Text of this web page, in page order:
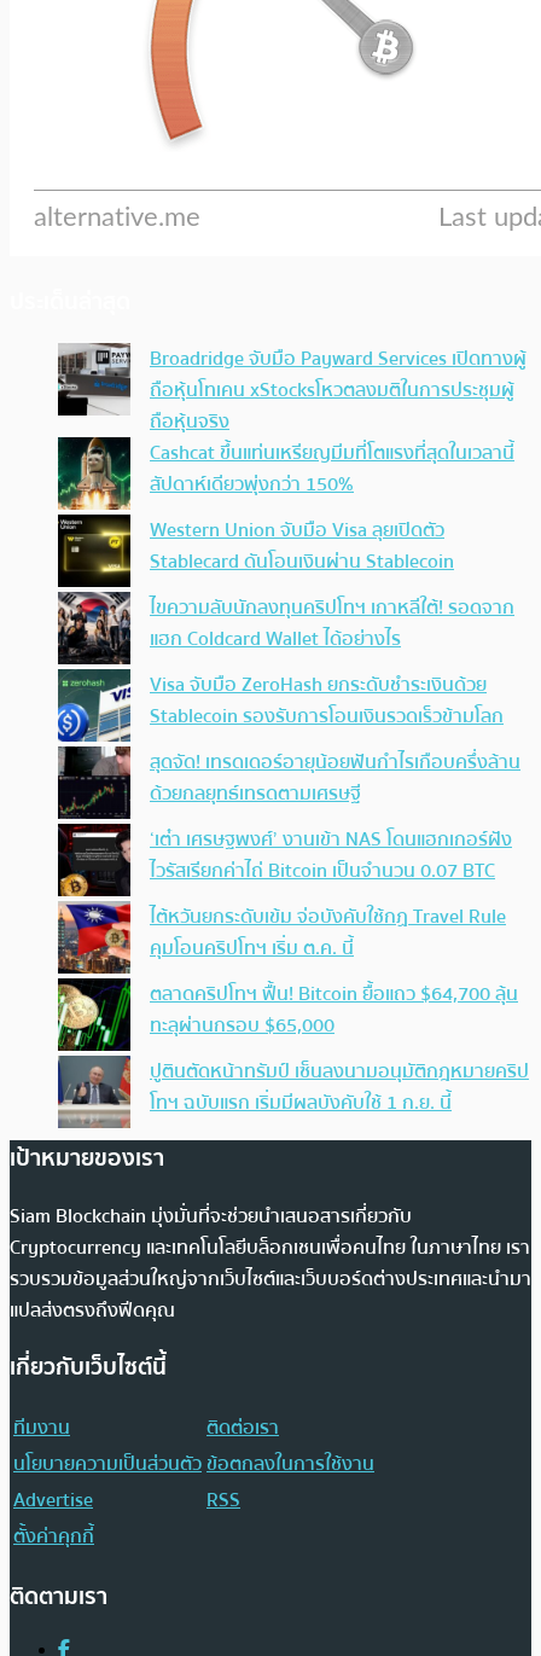
Broadridge จับมือ Payward Services เปิดทางผู้
ถือหุ้นโทเคน xStocksโหวตลงมติในการประชุมผู้
ถือหุ้นจริง
Cashcat ขึ้นแท่นเหรียญมีมที่โตแรงที่สุดในเวลานี้
สัปดาห์เดียวพุ่งกว่า 150%
Western Union จับมือ Visa ลุยเปิดตัว
Stablecard ดันโอนเงินผ่าน Stablecoin
ไขความลับนักลงทุนคริปโทฯ เกาหลีใต้! รอดจาก
แฮก Coldcard Wallet ได้อย่างไร
Visa จับมือ ZeroHash ยกระดับชำระเงินด้วย
Stablecoin รองรับการโอนเงินรวดเร็วข้ามโลก
สุดจัด! เทรดเดอร์อายุน้อยฟันกำไรเกือบครึ่งล้าน
ด้วยกลยุทธ์เทรดตามเศรษฐี
‘เต๋า เศรษฐพงศ์’ งานเข้า NAS โดนแฮกเกอร์ฝัง
ไวรัสเรียกค่าไถ่ Bitcoin เป็นจำนวน 0.07 BTC
ไต้หวันยกระดับเข้ม จ่อบังคับใช้กฏ Travel Rule
คุมโอนคริปโทฯ เริ่ม ต.ค. นี้
ตลาดคริปโทฯ ฟื้น! Bitcoin ยื้อแถว $64,700 ลุ้น
ทะลุผ่านกรอบ $65,000
ปูตินตัดหน้าทรัมป์ เซ็นลงนามอนุมัติกฎหมายคริป
โทฯ ฉบับแรก เริ่มมีผลบังคับใช้ 1 ก.ย. นี้
เป้าหมายของเรา
Siam Blockchain มุ่งมั่นที่จะช่วยนำเสนอสารเกี่ยวกับ
Cryptocurrency และเทคโนโลยีบล็อกเชนเพื่อคนไทย ในภาษาไทย เรา
รวบรวมข้อมูลส่วนใหญ่จากเว็บไซต์และเว็บบอร์ดต่างประเทศและนำมา
แปลส่งตรงถึงฟีดคุณ
เกี่ยวกับเว็บไซต์นี้
ทีมงาน
ติดต่อเรา
นโยบายความเป็นส่วนตัวข้อตกลงในการใช้งาน
Advertise
RSS
ตั้งค่าคุกกี้
ติดตามเรา